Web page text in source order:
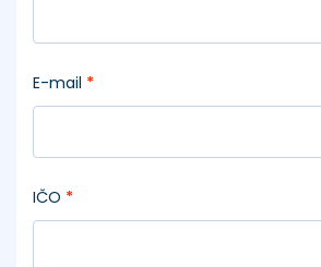
E-mail *
IČO *